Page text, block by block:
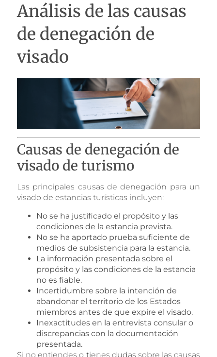
Análisis de las causas
de denegación de
visado
Causas de denegación de
visado de turismo
Las principales causas de denegación para un
visado de estancias turísticas incluyen:
No se ha justificado el propósito y las
condiciones de la estancia prevista.
No se ha aportado prueba suficiente de
medios de subsistencia para la estancia.
La información presentada sobre el
propósito y las condiciones de la estancia
no es fiable.
Incertidumbre sobre la intención de
abandonar el territorio de los Estados
miembros antes de que expire el visado.
Inexactitudes en la entrevista consular o
discrepancias con la documentación
presentada.
Si no entiendes o tienes dudas sobre las causas